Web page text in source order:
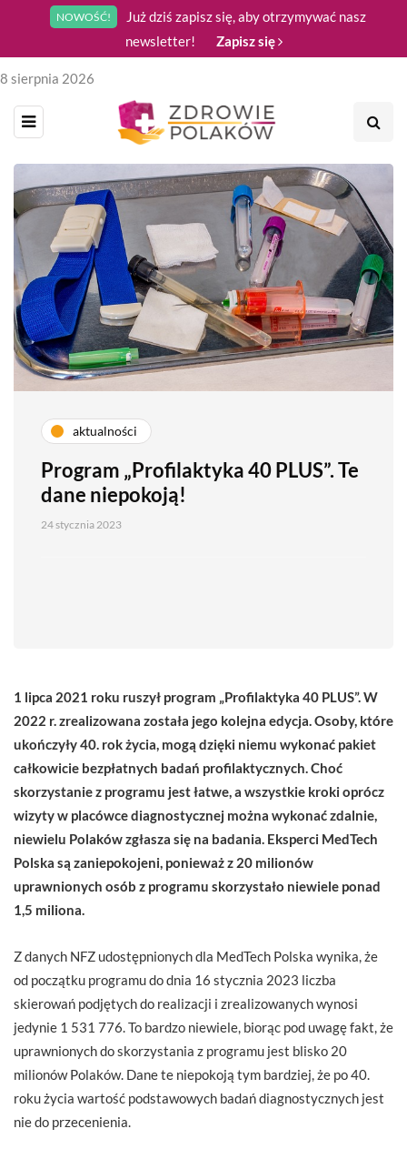
NOWOŚĆ!
Już dziś zapisz się, aby otrzymywać nasz
newsletter!
Zapisz się
8 sierpnia 2026
aktualności
Program „Profilaktyka 40 PLUS”. Te
dane niepokoją!
24 stycznia 2023
1 lipca 2021 roku ruszył program „Profilaktyka 40 PLUS”. W
2022 r. zrealizowana została jego kolejna edycja. Osoby, które
ukończyły 40. rok życia, mogą dzięki niemu wykonać pakiet
całkowicie bezpłatnych badań profilaktycznych. Choć
skorzystanie z programu jest łatwe, a wszystkie kroki oprócz
wizyty w placówce diagnostycznej można wykonać zdalnie,
niewielu Polaków zgłasza się na badania. Eksperci MedTech
Polska są zaniepokojeni, ponieważ z 20 milionów
uprawnionych osób z programu skorzystało niewiele ponad
1,5 miliona.
Z danych NFZ udostępnionych dla MedTech Polska wynika, że
od początku programu do dnia 16 stycznia 2023 liczba
skierowań podjętych do realizacji i zrealizowanych wynosi
jedynie 1 531 776. To bardzo niewiele, biorąc pod uwagę fakt, że
uprawnionych do skorzystania z programu jest blisko 20
milionów Polaków. Dane te niepokoją tym bardziej, że po 40.
roku życia wartość podstawowych badań diagnostycznych jest
nie do przecenienia.